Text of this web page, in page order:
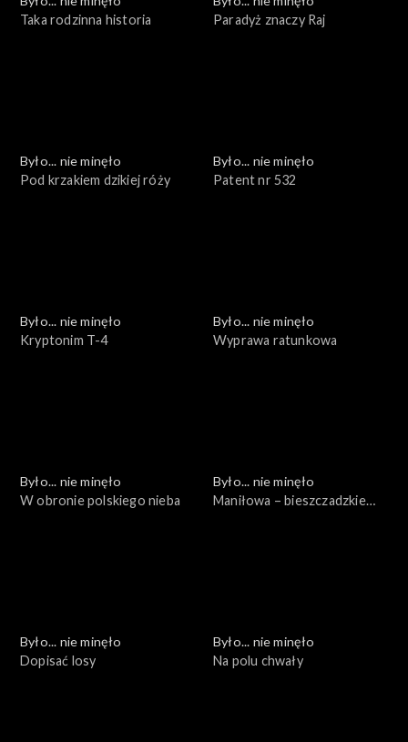
Taka rodzinna historia
Paradyż znaczy Raj
Było... nie minęło
Pod krzakiem dzikiej róży
Było... nie minęło
Patent nr 532
Było... nie minęło
Kryptonim T-4
Było... nie minęło
Wyprawa ratunkowa
Było... nie minęło
W obronie polskiego nieba
Było... nie minęło
Maniłowa – bieszczadzkie
Było... nie minęło
Dopisać losy
Było... nie minęło
Na polu chwały